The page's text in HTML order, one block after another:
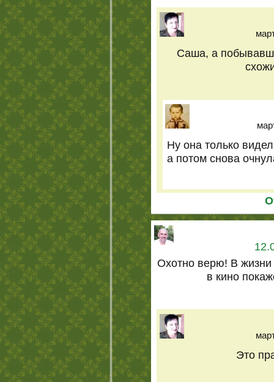
Саша, а
Ну она только
а потом снова
Охотно верю! В жизни
в кино
Это